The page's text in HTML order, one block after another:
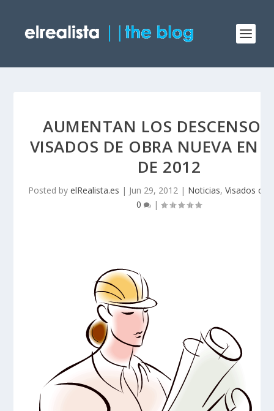
AUMENTAN LOS DESCENSOS
VISADOS DE OBRA NUEVA EN
DE 2012
Posted by elRealista.es | Jun 29, 2012| Noticias, Visados
0
|